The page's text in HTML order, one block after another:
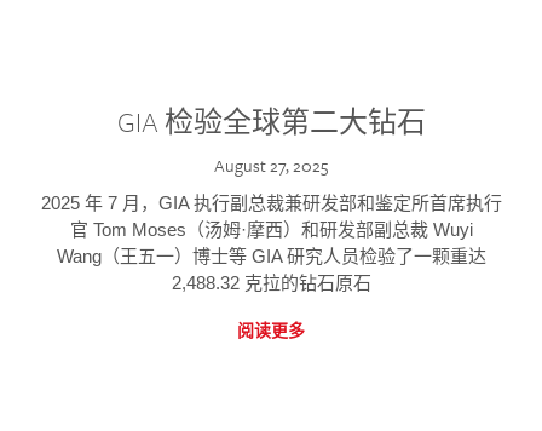
GIA 检验全球第二大钻石
August 27, 2025
2025 年 7 月，GIA 执行副总裁兼研发部和鉴定所首席执行
官 Tom Moses（汤姆·摩西）和研发部副总裁 Wuyi
Wang（王五一）博士等 GIA 研究人员检验了一颗重达
2,488.32 克拉的钻石原石
阅读更多